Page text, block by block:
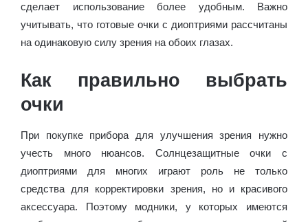
сделает использование более удобным. Важно
учитывать, что готовые очки с диоптриями рассчитаны
на одинаковую силу зрения на обоих глазах.
Как правильно выбрать
очки
При покупке прибора для улучшения зрения нужно
учесть много нюансов. Солнцезащитные очки с
диоптриями для многих играют роль не только
средства для корректировки зрения, но и красивого
аксессуара. Поэтому модники, у которых имеются